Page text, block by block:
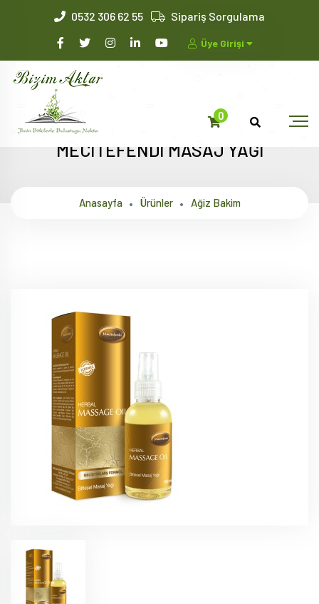
0532 306 62 55 Sipariş Sorgulama
Üye Girişi
0
MECİTEFENDİ MASAJ YAĞI
Anasayfa Ürünler Ağiz Bakim